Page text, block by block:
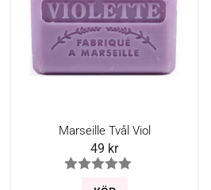
Marseille Tvål Viol
49 kr